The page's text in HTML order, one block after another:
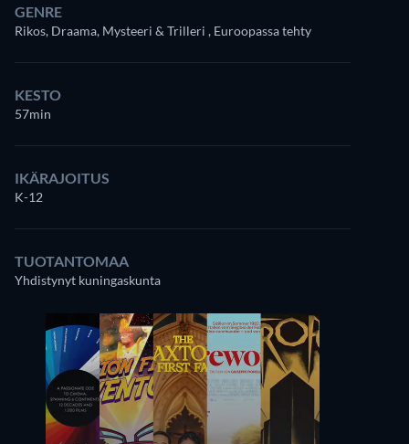
GENRE
Rikos, Draama, Mysteeri & Trilleri , Euroopassa tehty
KESTO
57min
IKÄRAJOITUS
K-12
TUOTANTOMAA
Yhdistynyt kuningaskunta